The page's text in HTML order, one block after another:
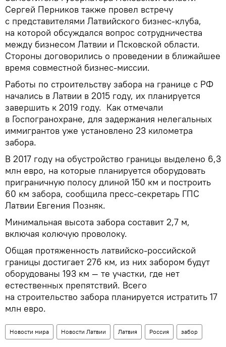
Сергей Перников также провел встречу
с представителями Латвийского бизнес-клуба,
на которой обсуждался вопрос сотрудничества
между бизнесом Латвии и Псковской области.
Стороны договорились о проведении в ближайшее
время совместной бизнес-миссии.
Работы по строительству забора на границе с РФ
начались в Латвии в 2015 году, их планируется
завершить к 2019 году. Как отмечали
в Госпогранохране, для задержания нелегальных
иммигрантов уже установлено 23 километра
забора.
В 2017 году на обустройство границы выделено 6,3
млн евро, на которые планируется оборудовать
приграничную полосу длиной 150 км и построить
60 км забора, сообщила пресс-секретарь ГПС
Латвии Евгения Позняк.
Минимальная высота забора составит 2,7 м,
включая колючую проволоку.
Общая протяженность латвийско-российской
границы достигает 276 км, из них забором будут
оборудованы 193 км — те участки, где нет
естественных препятствий. Всего
на строительство забора планируется истратить 17
млн евро.
Новости мира Новости Латвии Латвия Россия забор